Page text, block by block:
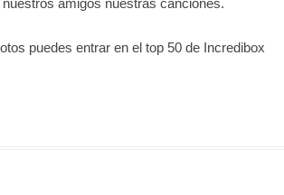
amigos nuestras canciones.
puedes entrar en el top 50 de Incredibox